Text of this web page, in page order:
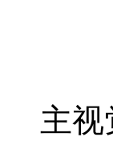
主视